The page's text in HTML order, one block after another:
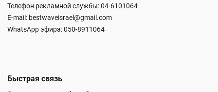
Телефон рекламной службы: 04-6101064
E-mail: bestwaveisrael@gmail.com
WhatsApp эфира:050-8911064
Быстрая связь